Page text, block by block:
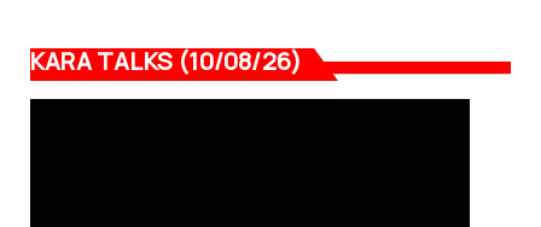
KARA TALKS (10/08/26)